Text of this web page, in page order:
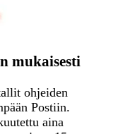
mukaisesti
ohjeiden
Postiin.
aina